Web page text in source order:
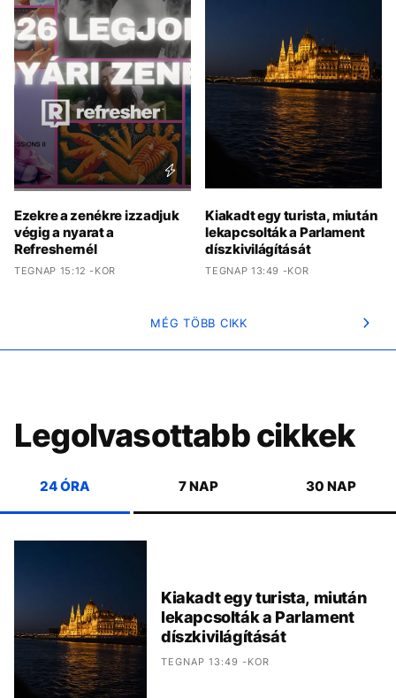
Ezekre a zenékre izzadjuk
végig a nyarat a
Refreshernél
TEGNAP 15:12 -KOR
Kiakadt egy turista, miután
lekapcsolták a Parlament
díszkivilágítását
TEGNAP 13:49 -KOR
MÉG TÖBB CIKK
Legolvasottabb cikkek
24 ÓRA 7 NAP 30 NAP
Kiakadt egy turista, miután
lekapcsolták a Parlament
díszkivilágítását
TEGNAP 13:49 -KOR